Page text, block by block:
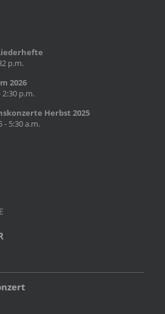
p.m.
2026
2:30 p.m.
Herbst 2025
- 5:30 a.m.